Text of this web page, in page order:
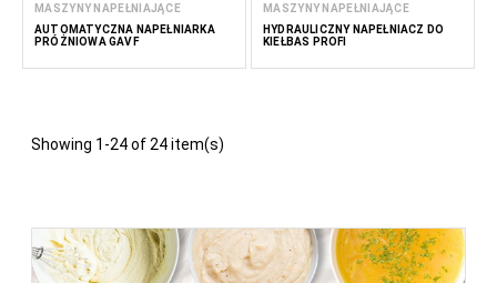
MASZYNY NAPEŁNIAJĄCE
AUTOMATYCZNA NAPEŁNIARKA
PRÓŻNIOWA GAVF
MASZYNY NAPEŁNIAJĄCE
HYDRAULICZNY NAPEŁNIACZ DO
KIEŁBAS PROFI
Showing 1-24 of 24 item(s)